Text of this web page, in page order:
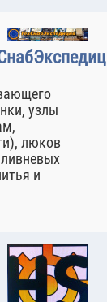
узлы
люков
и